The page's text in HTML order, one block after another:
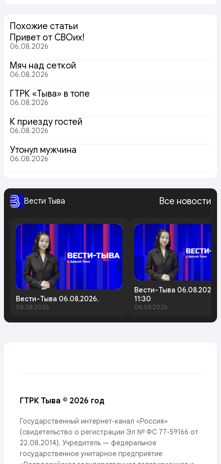
Похожие статьи
Привет от СВОих!
06.08.2026
Мяч над сеткой
06.08.2026
ГТРК «Тыва» в топе
06.08.2026
К приезду гостей
06.08.2026
Утонул мужчина
06.08.2026
Вести Тыва Все новости
Вести-Тыва 06.08.2026.
06.08.2026
Вести-Тыва 06.08.2026.
11:30
06.08.2026
ГТРК Тыва © 2026 год
Государственный интернет-канал «Россия»
(свидетельство о регистрации Эл № ФС 77-59166 от
22.08.2014). Учредитель — федеральное
государственное унитарное предприятие